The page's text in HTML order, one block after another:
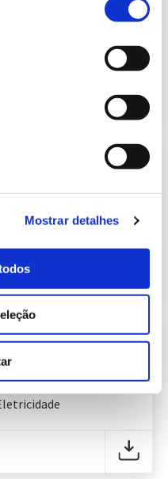
Mostrar detalhes
do Sistema
semanal, com